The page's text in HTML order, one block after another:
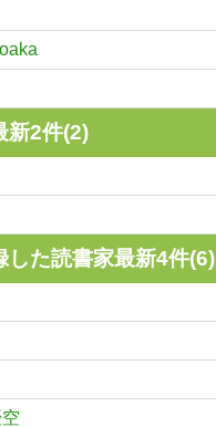
新2件(2)
した読書家最新4件(6)